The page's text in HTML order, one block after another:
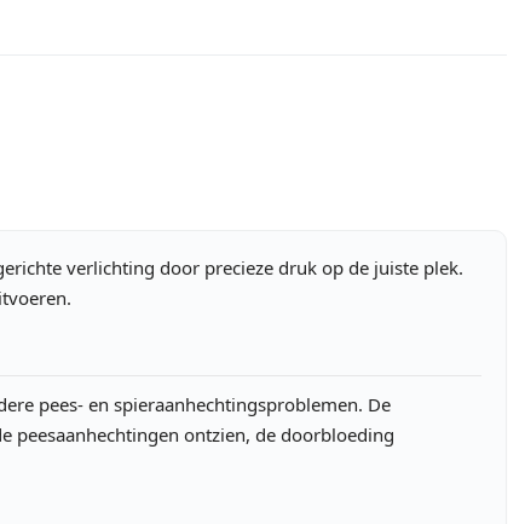
verlichting door precieze druk op de juiste plek.
pees- en spieraanhechtingsproblemen. De
peesaanhechtingen ontzien, de doorbloeding